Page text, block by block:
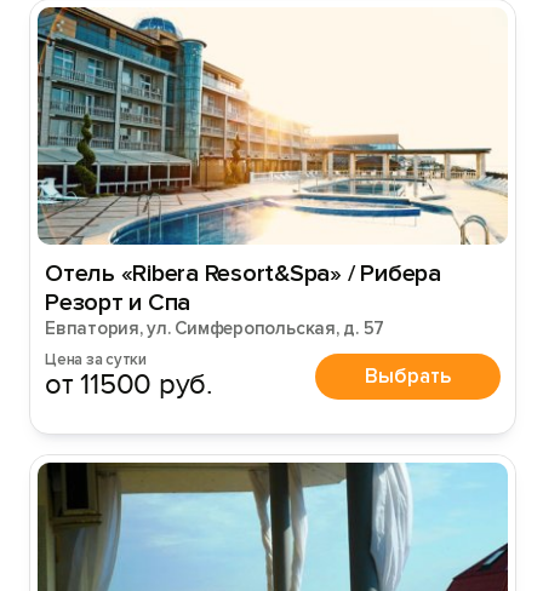
Отель «Ribera Resort&Spa» / Рибера
Резорт и Спа
Евпатория, ул. Симферопольская, д. 57
Цена за сутки
от 11500 руб. Выбрать